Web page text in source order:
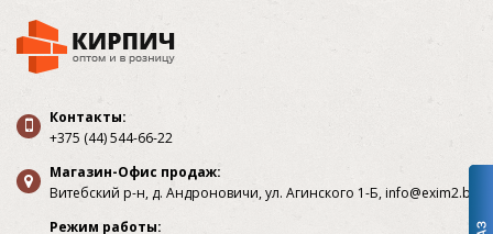
Контакты:
+375 (44) 544-66-22
Магазин-Офис продаж:
Витебский р-н, д. Андроновичи, ул. Агинского 1-Б, info@exim2.by
Режим работы: